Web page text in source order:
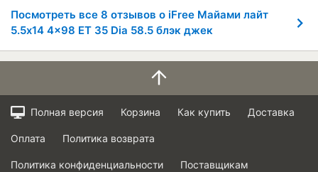
Посмотреть все 8 отзывов о iFree Майами лайт
5.5x14 4x98 ET 35 Dia 58.5 блэк джек
Полная версия Корзина Как купить Доставка
Оплата Политика возврата
Политика конфиденциальности Поставщикам